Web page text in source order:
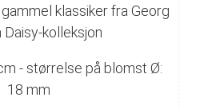
klassiker fra Georg
Daisy-kolleksjon
- størrelse på blomst Ø:
18 mm